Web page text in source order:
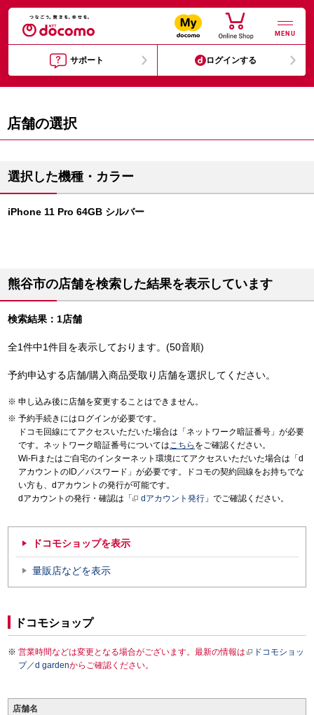
MENU
サポート ログインする
店舗の選択
選択した機種・カラー
iPhone 11 Pro 64GB シルバー
熊谷市の店舗を検索した結果を表示しています
検索結果：1店舗
全1件中1件目を表示しております。(50音順)
予約申込する店舗/購入商品受取り店舗を選択してください。
申し込み後に店舗を変更することはできません。
予約手続きにはログインが必要です。
ドコモ回線にてアクセスいただいた場合は「ネットワーク暗証番号」が必要
です。ネットワーク暗証番号についてはこちら をご確認ください。
Wi-Fiまたはご自宅のインターネット環境にてアクセスいただいた場合は「d
アカウントのID／パスワード」が必要です。ドコモの契約回線をお持ちでな
い方も、dアカウントの発行が可能です。
dアカウントの発行・確認は「
dアカウント発行 」でご確認ください。
ドコモショップを表示
量販店などを表示
ドコモショップ
営業時間などは変更となる場合がございます。最新の情報は
ドコモショッ
プ／d gardenからご確認ください。
店舗名